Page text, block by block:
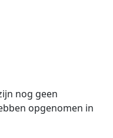
nog geen
opgenomen in